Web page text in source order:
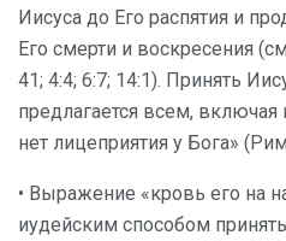
Иисуса до Его распятия и
Его смерти и воскресения
41; 4:4; 6:7; 14:1). Принять
предлагается всем,
нет лицеприятия у Бога»
• Выражение «кровь его на
иудейским способом